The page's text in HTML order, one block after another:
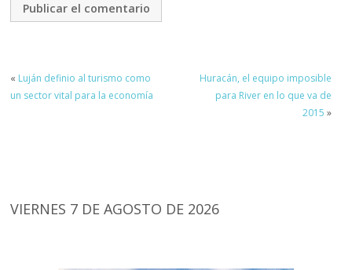
« Luján definio al turismo como
un sector vital para la economía
Huracán, el equipo imposible
para River en lo que va de
2015 »
VIERNES 7 DE AGOSTO DE 2026